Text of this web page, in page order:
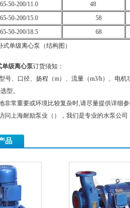
50-200/11.0
48
50-200/15.0
58
50-200/18.5
68
式单级离心泵（结构图）
单级离心泵订货须知：
号、口径、扬程（m）、流量（m3/h）、电
型。
非常重要或环境比较复杂时,请尽量提供详细
问上海耐励泵业（），我们是专业的水泵公
品